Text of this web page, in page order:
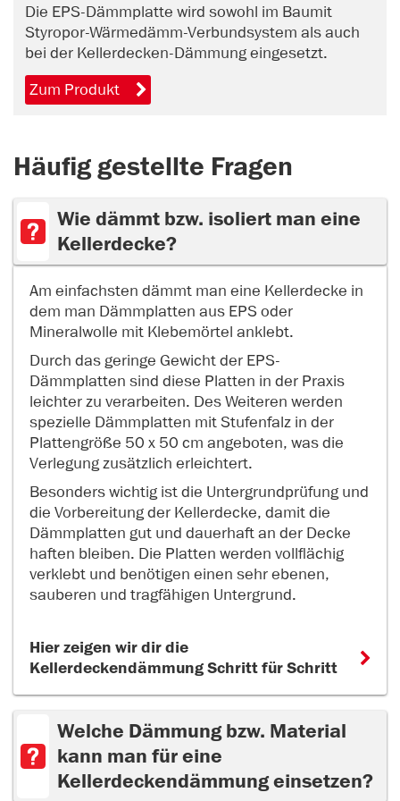
Die EPS-Dämmplatte wird sowohl im Baumit
Styropor-Wärmedämm-Verbundsystem als auch
bei der Kellerdecken-Dämmung eingesetzt.
Zum Produkt
Häufig gestellte Fragen
Wie dämmt bzw. isoliert man eine
Kellerdecke?
Am einfachsten dämmt man eine Kellerdecke in
dem man Dämmplatten aus EPS oder
Mineralwolle mit Klebemörtel anklebt.
Durch das geringe Gewicht der EPS-
Dämmplatten sind diese Platten in der Praxis
leichter zu verarbeiten. Des Weiteren werden
spezielle Dämmplatten mit Stufenfalz in der
Plattengröße 50 x 50 cm angeboten, was die
Verlegung zusätzlich erleichtert.
Besonders wichtig ist die Untergrundprüfung und
die Vorbereitung der Kellerdecke, damit die
Dämmplatten gut und dauerhaft an der Decke
haften bleiben. Die Platten werden vollflächig
verklebt und benötigen einen sehr ebenen,
sauberen und tragfähigen Untergrund.
Hier zeigen wir dir die
Kellerdeckendämmung Schritt für Schritt
Welche Dämmung bzw. Material
kann man für eine
Kellerdeckendämmung einsetzen?